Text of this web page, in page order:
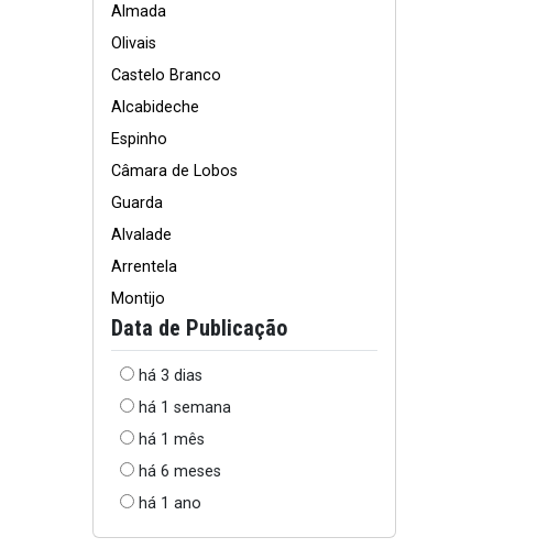
Almada
Olivais
Castelo Branco
Alcabideche
Espinho
Câmara de Lobos
Guarda
Alvalade
Arrentela
Montijo
Data de Publicação
há 3 dias
há 1 semana
há 1 mês
há 6 meses
há 1 ano